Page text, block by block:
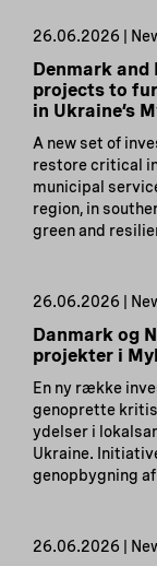
26.06.2026 |
Denmark
projects to
in Ukraine’s
A new set of
restore critical
municipal
region, in
green and
26.06.2026 |
Danmark og
projekter i
En ny række
genoprette
ydelser i
Ukraine.
genopbygning
26.06.2026 |